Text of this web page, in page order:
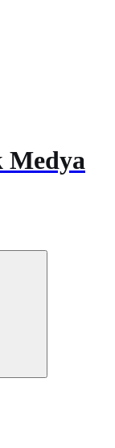
Medya